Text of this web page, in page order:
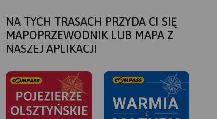
NA TYCH TRASACH PRZYDA CI SIĘ
MAPOPRZEWODNIK LUB MAPA Z
NASZEJ APLIKACJI